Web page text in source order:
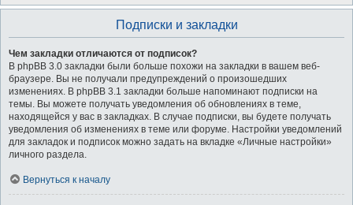
Подписки и закладки
Чем закладки отличаются от подписок?
В phpBB 3.0 закладки были больше похожи на закладки в вашем веб-
браузере. Вы не получали предупреждений о произошедших
изменениях. В phpBB 3.1 закладки больше напоминают подписки на
темы. Вы можете получать уведомления об обновлениях в теме,
находящейся у вас в закладках. В случае подписки, вы будете получать
уведомления об изменениях в теме или форуме. Настройки уведомлений
для закладок и подписок можно задать на вкладке «Личные настройки»
личного раздела.
Вернуться к началу